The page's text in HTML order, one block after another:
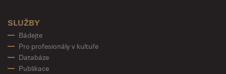
SLUŽBY
Bádejte
Pro profesionály v kultuře
Databáze
Publikace